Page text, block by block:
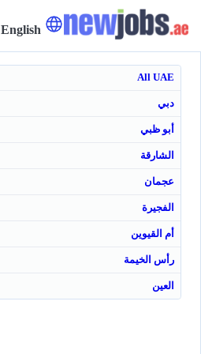
English
All UAE
دبي
أبو ظبي
الشارقة
عجمان
الفجيرة
أم القيوين
رأس الخيمة
العين